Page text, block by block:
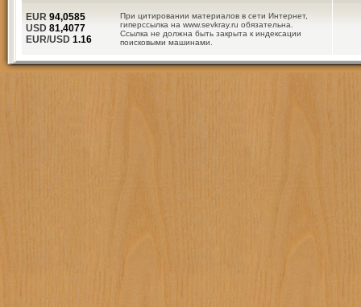
При цитировании материалов в сети Интернет,
гиперссылка на www.sevkray.ru обязательна.
Ссылка не должна быть закрыта к индексации
поисковыми машинами.
EUR 94,0585
USD 81,4077
EUR/USD 1.16